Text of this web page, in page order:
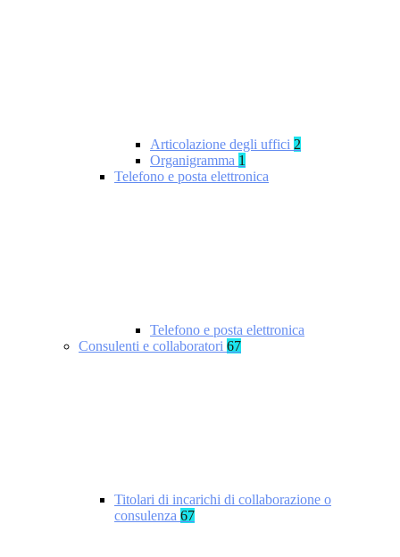
Articolazione degli uffici 2
Organigramma 1
Telefono e posta elettronica
Telefono e posta elettronica
Consulenti e collaboratori 67
Titolari di incarichi di collaborazione o
consulenza 67